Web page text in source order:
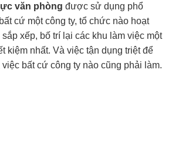
văn phòng được sử dụng phổ
cứ một công ty, tổ chức nào hoạt
xếp, bố trí lại các khu làm việc một
kiệm nhất. Và việc tận dụng triệt để
bất cứ công ty nào cũng phải làm.